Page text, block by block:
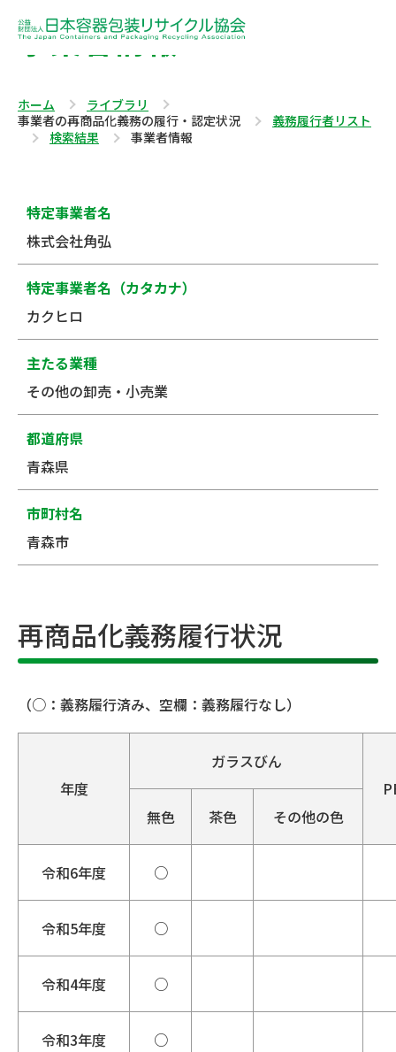
事業者情報
ホーム
ライブラリ
事業者の再商品化義務の履行・認定状況
義務履行者リスト
検索結果
事業者情報
特定事業者名
株式会社角弘
特定事業者名（カタカナ）
カクヒロ
主たる業種
その他の卸売・小売業
都道府県
青森県
市町村名
青森市
再商品化義務履行状況
（○：義務履行済み、空欄：義務履行なし）
年度
ガラスびん
無色
茶色 その他の色
令和6年度 ○
令和5年度 ○
令和4年度 ○
令和3年度 ○